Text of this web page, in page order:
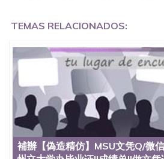
可以制作美国毕业证551190476哪
551190476哪里可以办理加拿大毕
请学校办理假的毕业证成绩单可以
可以办理水印成绩单551190476哪
GPA分数551190476假毕业证能
假文凭网上能查到吗551190476
QQ微信551190476办假大学毕业证
国外毕业证去哪认证QQ微信
QQ微信551190476国外毕业证外
551190476快速代办国外毕业证
速拿到国外文凭QQ微信
TEMAS RELACIONADOS:
補辦【偽造精仿】MSU文凭Q/微